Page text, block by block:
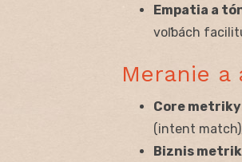
Empatia a
voľbách
Meranie
Core
(intent
Biznis